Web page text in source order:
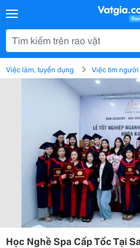
Việc làm, tuyển dụng Việc tìm người
Học Nghề Spa Cấp Tốc Tại